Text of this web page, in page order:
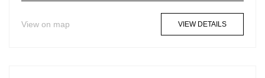
View on map VIEW DETAILS